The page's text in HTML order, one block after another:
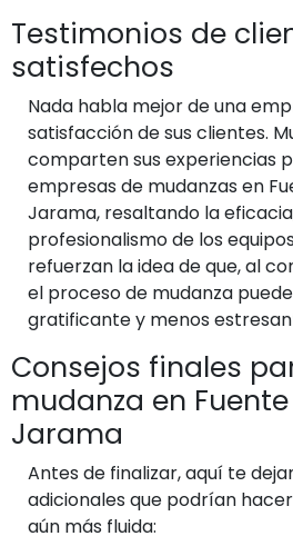
Testimonios de
satisfechos
Nada habla mejor de una
satisfacción de sus clientes.
comparten sus experiencias
empresas de mudanzas en
Jarama, resaltando la
profesionalismo de los
refuerzan la idea de que, al
el proceso de mudanza
gratificante y menos
Consejos finales
mudanza en Fuente
Jarama
Antes de finalizar, aquí te
adicionales que podrían
aún más fluida: